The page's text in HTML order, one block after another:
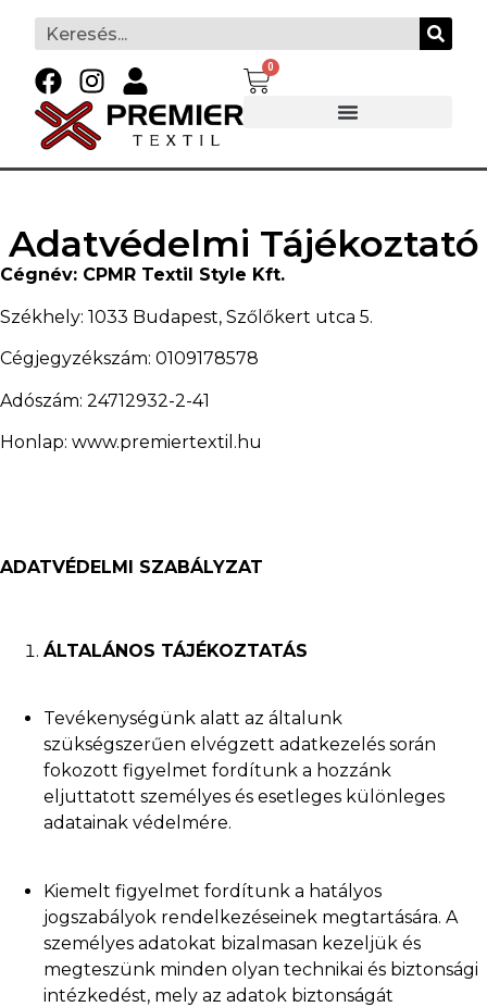
0
Adatvédelmi Tájékoztató
Cégnév: CPMR Textil Style Kft.
Székhely: 1033 Budapest, Szőlőkert utca 5.
Cégjegyzékszám: 0109178578
Adószám: 24712932-2-41
Honlap: www.premiertextil.hu
ADATVÉDELMI SZABÁLYZAT
ÁLTALÁNOS TÁJÉKOZTATÁS
Tevékenységünk alatt az általunk
szükségszerűen elvégzett adatkezelés során
fokozott figyelmet fordítunk a hozzánk
eljuttatott személyes és esetleges különleges
adatainak védelmére.
Kiemelt figyelmet fordítunk a hatályos
jogszabályok rendelkezéseinek megtartására. A
személyes adatokat bizalmasan kezeljük és
megteszünk minden olyan technikai és biztonsági
intézkedést, mely az adatok biztonságát